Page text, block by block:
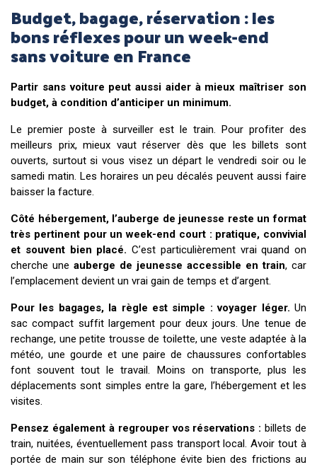
Budget, bagage, réservation : les
bons réflexes pour un week-end
sans voiture en France
Partir sans voiture peut aussi aider à mieux maîtriser son
budget, à condition d’anticiper un minimum.
Le premier poste à surveiller est le train. Pour profiter des
meilleurs prix, mieux vaut réserver dès que les billets sont
ouverts, surtout si vous visez un départ le vendredi soir ou le
samedi matin. Les horaires un peu décalés peuvent aussi faire
baisser la facture.
Côté hébergement, l’auberge de jeunesse reste un format
très pertinent pour un week-end court : pratique, convivial
et souvent bien placé. C’est particulièrement vrai quand on
cherche une auberge de jeunesse accessible en train, car
l’emplacement devient un vrai gain de temps et d’argent.
Pour les bagages, la règle est simple : voyager léger. Un
sac compact suffit largement pour deux jours. Une tenue de
rechange, une petite trousse de toilette, une veste adaptée à la
météo, une gourde et une paire de chaussures confortables
font souvent tout le travail. Moins on transporte, plus les
déplacements sont simples entre la gare, l’hébergement et les
visites.
Pensez également à regrouper vos réservations : billets de
train, nuitées, éventuellement pass transport local. Avoir tout à
portée de main sur son téléphone évite bien des frictions au